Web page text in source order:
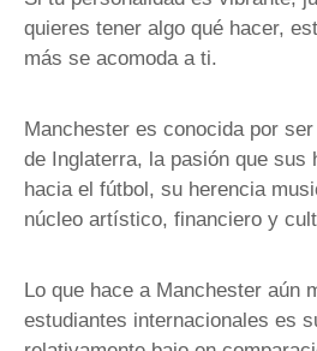
quieres tener algo qué hacer,
más se acomoda a ti.
Manchester es conocida por
de Inglaterra, la pasión que sus
hacia el fútbol, su herencia
núcleo artístico, financiero y
Lo que hace a Manchester aún
estudiantes internacionales es